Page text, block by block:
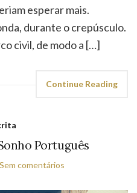
esperar mais.
durante o crepúsculo.
civil, de modo a […]
Continue Reading
Português
Sem comentários